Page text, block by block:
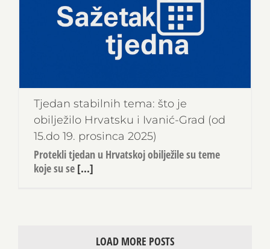
Tjedan stabilnih tema: što je
obilježilo Hrvatsku i Ivanić-Grad (od
15.do 19. prosinca 2025)
Protekli tjedan u Hrvatskoj obilježile su teme
koje su se [...]
LOAD MORE POSTS